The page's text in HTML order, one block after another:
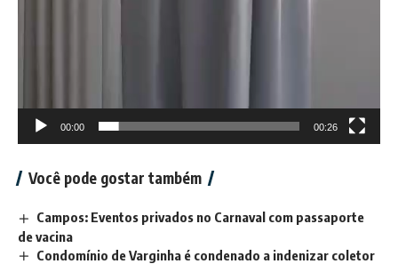
00:00 00:26
Você pode gostar também
Campos: Eventos privados no Carnaval com passaporte
de vacina
Condomínio de Varginha é condenado a indenizar coletor